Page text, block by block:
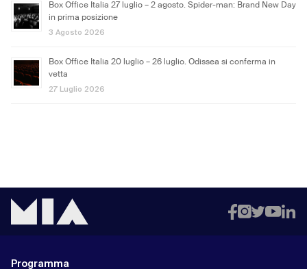
Box Office Italia 27 luglio – 2 agosto. Spider-man: Brand New Day
in prima posizione
3 Agosto 2026
Box Office Italia 20 luglio – 26 luglio. Odissea si conferma in
vetta
27 Luglio 2026
Programma